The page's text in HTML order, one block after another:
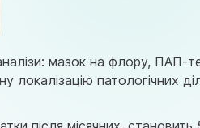
мазок на флору, ПАП-
патологічних